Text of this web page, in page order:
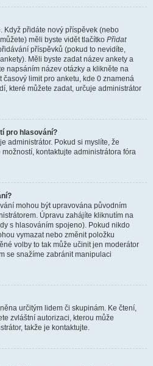
přidáte nový příspěvek (nebo
měli byste vidět tlačítko Přidat
příspěvků (pokud to nevidíte,
Měli byste zadat název ankety a
napsáním název otázky a klikněte na
časový limit pro anketu, kde 0 znamená
které můžete zadat, určuje administrátor
pro hlasování?
administrátor. Pokud si myslíte, že
kontaktujte administrátora fóra
mohou být upravována původním
Úpravu zahájíte kliknutím na
s hlasováním spojeno). Pokud nikdo
vymazat nebo změnit položku
volby to tak může učinit jen moderátor
se snažíme zabránit manipulaci
určitým lidem či skupinám. Ke čtení,
zvláštní autorizaci, kterou může
takže je kontaktujte.